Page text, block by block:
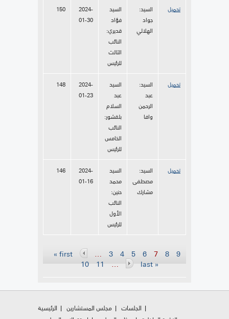
150
2024-
01-30
السيد
فؤاد
قديري:
النائب
الثالث
للرئيس
السيد:
جواد
الهلالي
تحميل
148
2024-
01-23
السيد
عبد
السلام
بلقشور:
النائب
الخامس
للرئيس
السيد:
عبد
الرحمن
وافا
تحميل
146
2024-
01-16
السيد
محمد
حنين:
النائب
الأول
للرئيس
السيد:
مصطفى
مشارك
تحميل
Pages
« first … 3 4 5 6 7 8 9
10 11 … last »
الرئيسية مجلس المستشارين
الجلسات